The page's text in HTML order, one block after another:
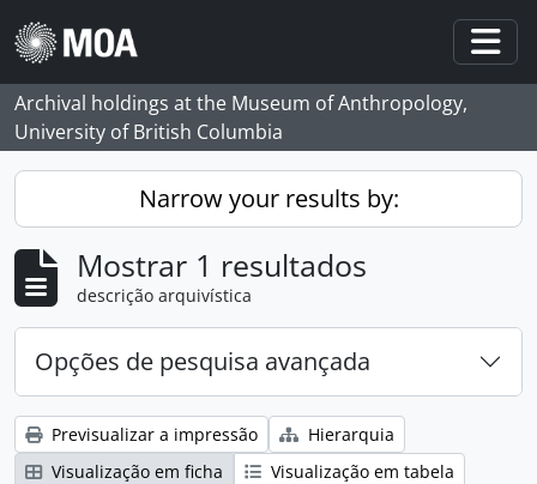
Skip to main content
Archival holdings at the Museum of Anthropology,
University of British Columbia
Narrow your results by:
Mostrar 1 resultados
descrição arquivística
Opções de pesquisa avançada
Previsualizar a impressão
Hierarquia
Visualização em ficha
Visualização em tabela